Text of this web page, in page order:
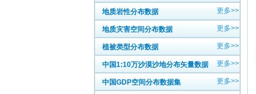
地质岩性分布数据 更多>>
地质灾害空间分布数据 更多>>
植被类型分布数据 更多>>
中国1:10万沙漠沙地分布矢量数据 更多>>
中国GDP空间分布数据集 更多>>